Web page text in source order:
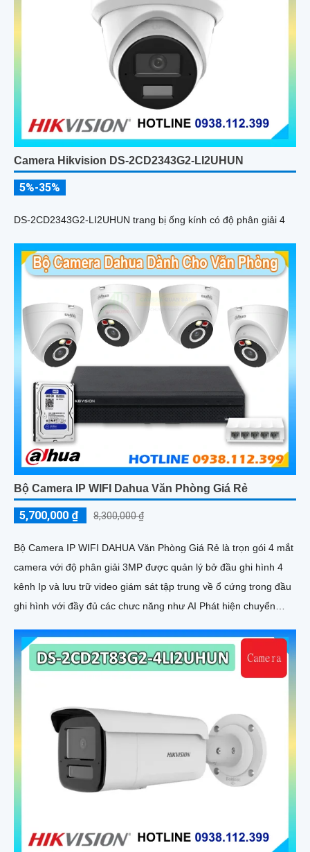
Camera Hikvision DS-2CD2343G2-LI2UHUN
5%-35%
DS-2CD2343G2-LI2UHUN trang bị ống kính có độ phân giải 4
Bộ Camera IP WIFI Dahua Văn Phòng Giá Rẻ
5,700,000 ₫ 8,300,000 ₫
Bộ Camera IP WIFI DAHUA Văn Phòng Giá Rẻ là trọn gói 4 mắt
camera với độ phân giải 3MP được quản lý bở đầu ghi hình 4
kênh Ip và lưu trữ video giám sát tập trung về ổ cứng trong đầu
ghi hình với đầy đủ các chưc năng như AI Phát hiện chuyển
đêm